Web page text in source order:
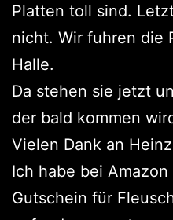
Platten toll sind.
nicht. Wir fuhren die
Halle.
Da stehen sie jetzt
der bald kommen
Vielen Dank an
Ich habe bei
Gutschein für